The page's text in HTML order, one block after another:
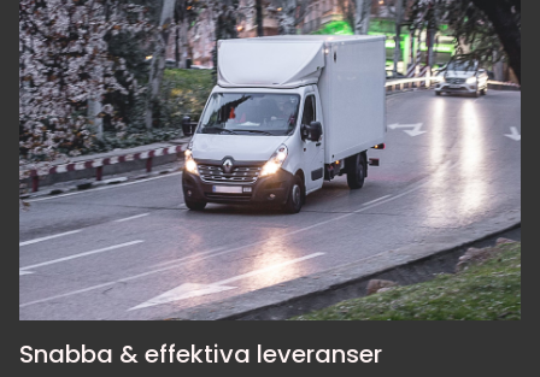
Snabba & effektiva leveranser